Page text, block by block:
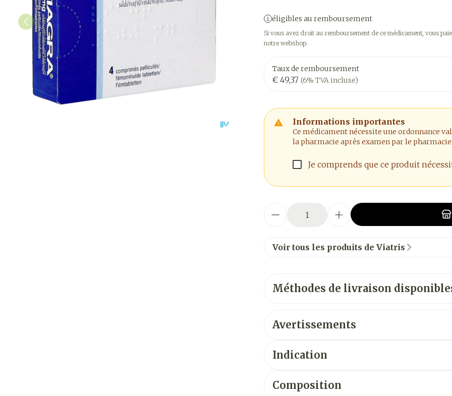
éligibles au remboursement
Si vous avez droit au remboursement de ce médicament, vous
notre webshop.
Taux de remboursement
€ 49,37 (6% TVA incluse)
Informations importantes
Ce médicament nécessite une ordonnance
la pharmacie après examen par le
Je comprends que ce produit
Voir tous les produits de Viatris
Méthodes de livraison
Avertissements
Indication
Composition